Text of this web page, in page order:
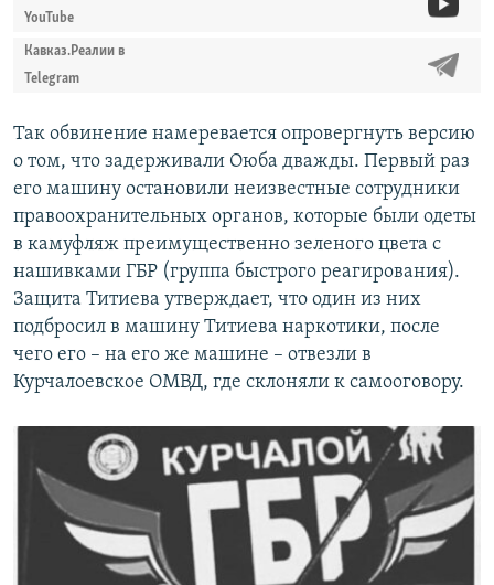
YouTube
Кавказ.Реалии в
Telegram
Так обвинение намеревается опровергнуть версию
о том, что задерживали Оюба дважды. Первый раз
его машину остановили неизвестные сотрудники
правоохранительных органов, которые были одеты
в камуфляж преимущественно зеленого цвета с
нашивками ГБР (группа быстрого реагирования).
Защита Титиева утверждает, что один из них
подбросил в машину Титиева наркотики, после
чего его – на его же машине – отвезли в
Курчалоевское ОМВД, где склоняли к самооговору.